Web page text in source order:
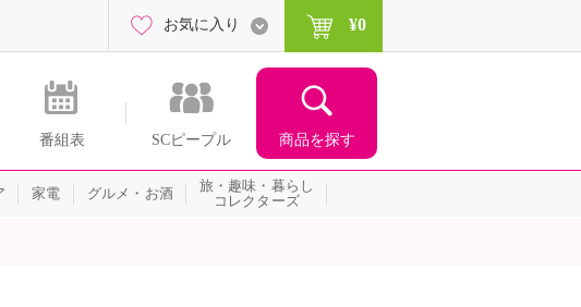
番組表 SCピープル 商品を探す
お気に入り ¥0
家電 グルメ・お酒
旅・趣味・暮らし
コレクターズ